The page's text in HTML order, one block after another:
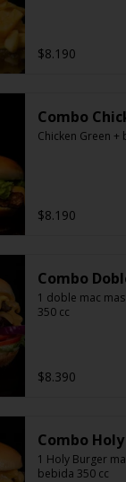
$8.190
Combo
Chicken Green
$8.190
Combo
1 doble mac
350 cc
$8.390
Combo
1 Holy Burger
bebida 350 cc